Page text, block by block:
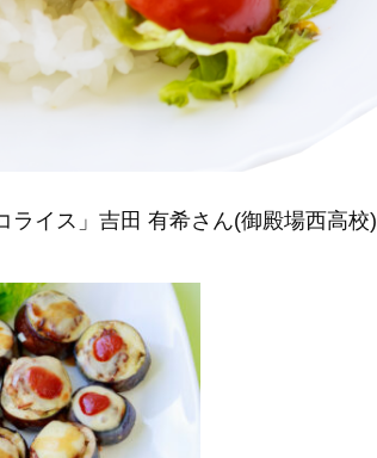
ライス」吉田 有希さん(御殿場西高校)